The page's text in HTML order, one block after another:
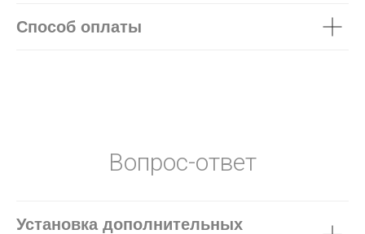
Способ оплаты
Вопрос-ответ
Установка дополнительных